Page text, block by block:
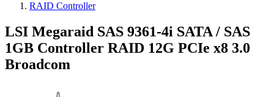
RAID Controller
LSI Megaraid SAS 9361-4i SATA / SAS
1GB Controller RAID 12G PCIe x8 3.0
Broadcom